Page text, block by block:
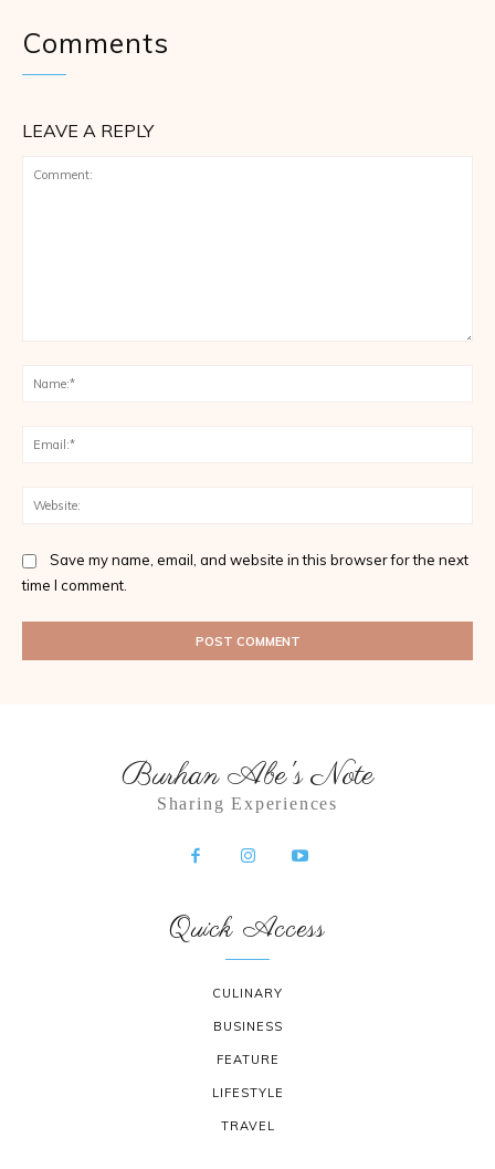
Comments
LEAVE A REPLY
Save my name, email, and website in this browser for the next
time I comment.
Burhan Abe's Note
Sharing Experiences
Quick Access
CULINARY
BUSINESS
FEATURE
LIFESTYLE
TRAVEL